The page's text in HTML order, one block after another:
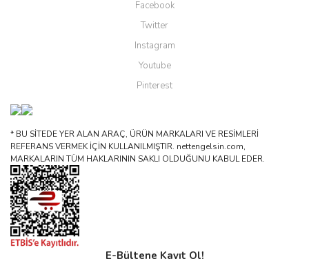
Facebook
Twitter
Instagram
Youtube
Pinterest
* BU SİTEDE YER ALAN ARAÇ, ÜRÜN MARKALARI VE RESİMLERİ
REFERANS VERMEK İÇİN KULLANILMIŞTIR. nettengelsin.com,
MARKALARIN TÜM HAKLARININ SAKLI OLDUĞUNU KABUL EDER.
E-Bültene Kayıt Ol!